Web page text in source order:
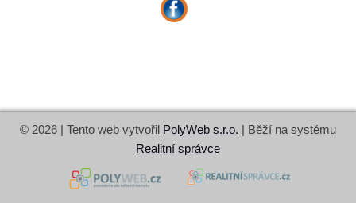
© 2026 | Tento web vytvořil PolyWeb s.r.o. | Běží na systému
Realitní správce